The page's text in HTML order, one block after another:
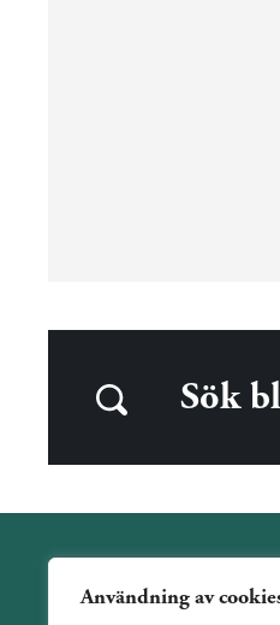
Användning av
Sök